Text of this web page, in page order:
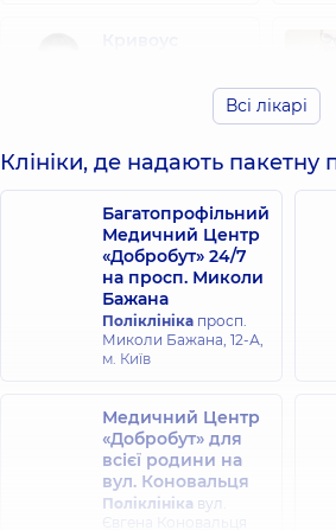
досвіду
Сокровіщук
Катерина
Олегівна
Терапевт;
Ревматолог,
років досвіду
Ревматолог;
Терапевт,15 років
досвіду
Всі лікарі
Клініки, де надають пакетну
Багатопрофільний
Медичний Центр
«Добробут» 24/7
на просп. Миколи
Бажана
Поліклініка просп.
Миколи Бажана, 12-А,
м. Київ
Медичний Центр
«Добробут» для
всієї родини на
вул. Коновальця
Поліклініка вул.